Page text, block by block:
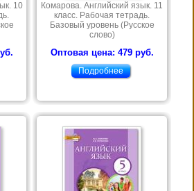
10
Комарова. Английский язык. 11
класс. Рабочая тетрадь.
Базовый уровень (Русское
слово)
Оптовая цена: 479 руб.
Подробнее